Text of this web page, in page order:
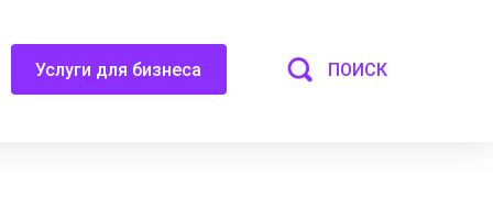
Услуги для бизнеса ПОИСК